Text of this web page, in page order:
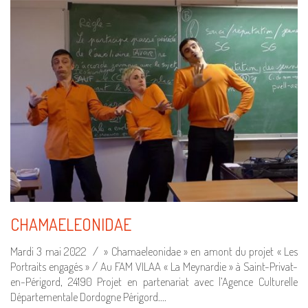
CHAMAELEONIDAE
Mardi 3 mai 2022 / » Chamaeleonidae » en amont du projet « Les
Portraits engagés » / Au FAM VILAA « La Meynardie » à Saint-Privat-
en-Périgord, 24190 Projet en partenariat avec l’Agence Culturelle
Départementale Dordogne Périgord.…